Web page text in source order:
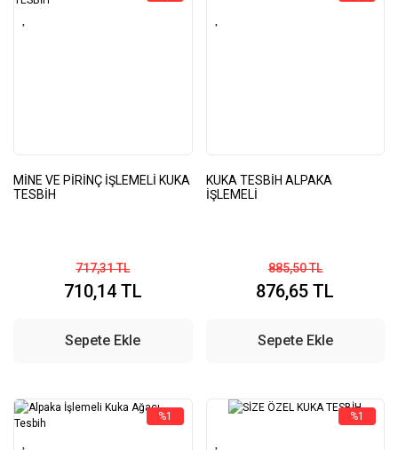
MİNE VE PİRİNÇ İŞLEMELİ KUKA
TESBİH
717,31 TL
710,14 TL
Sepete Ekle
KUKA TESBİH ALPAKA
İŞLEMELİ
885,50 TL
876,65 TL
Sepete Ekle
%1 %1